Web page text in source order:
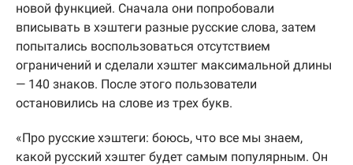
новой функцией. Сначала они попробовали
вписывать в хэштеги разные русские слова, затем
попытались воспользоваться отсутствием
ограничений и сделали хэштег максимальной длины
— 140 знаков. После этого пользователи
остановились на слове из трех букв.
«Про русские хэштеги: боюсь, что все мы знаем,
какой русский хэштег будет самым популярным. Он